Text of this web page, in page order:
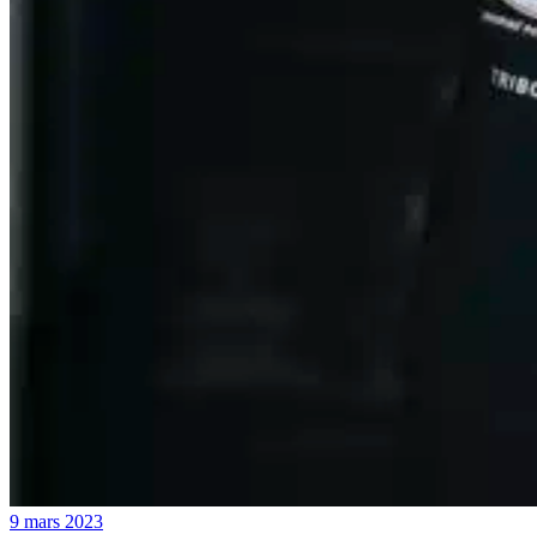
9 mars 2023